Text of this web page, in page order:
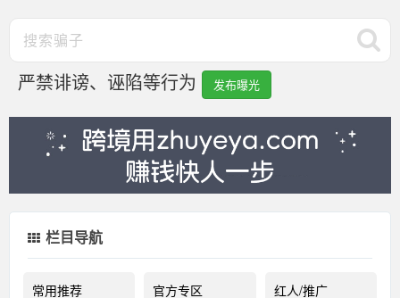
严禁诽谤、诬陷等行为 发布曝光
栏目导航
常用推荐 官方专区 红人/推广